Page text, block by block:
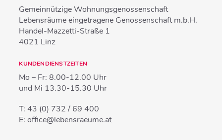
Gemeinnützige Wohnungsgenossenschaft
Lebensräume eingetragene Genossenschaft m.b.H.
Handel-Mazzetti-Straße 1
4021 Linz
KUNDENDIENSTZEITEN
Mo – Fr: 8.00-12.00 Uhr
und Mi 13.30-15.30 Uhr
T:43 (0) 732 / 69 400
E:office@lebensraeume.at